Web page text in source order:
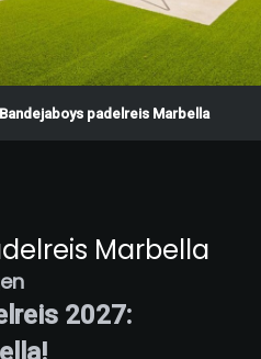
Bandejaboys padelreis Marbella
Marbella
2027: